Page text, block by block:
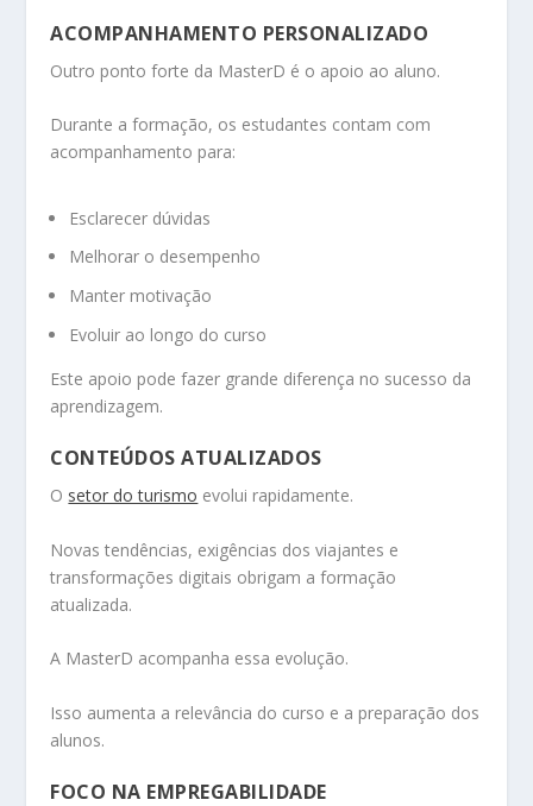
ACOMPANHAMENTO PERSONALIZADO
Outro ponto forte da MasterD é o apoio ao aluno.
Durante a formação, os estudantes contam com
acompanhamento para:
Esclarecer dúvidas
Melhorar o desempenho
Manter motivação
Evoluir ao longo do curso
Este apoio pode fazer grande diferença no sucesso da
aprendizagem.
CONTEÚDOS ATUALIZADOS
O setor do turismo evolui rapidamente.
Novas tendências, exigências dos viajantes e
transformações digitais obrigam a formação
atualizada.
A MasterD acompanha essa evolução.
Isso aumenta a relevância do curso e a preparação dos
alunos.
FOCO NA EMPREGABILIDADE